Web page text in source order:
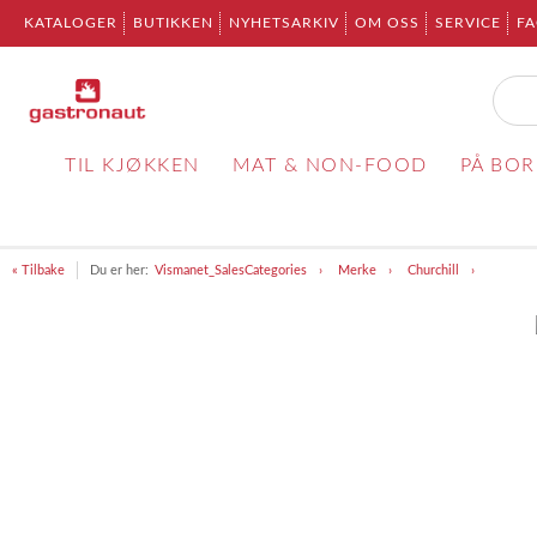
KATALOGER BUTIKKEN NYHETSARKIV OM OSS SERVICE
TIL KJØKKEN MAT & NON-FOOD PÅ
« Tilbake Du er her: Vismanet_SalesCategories Merke Churchill